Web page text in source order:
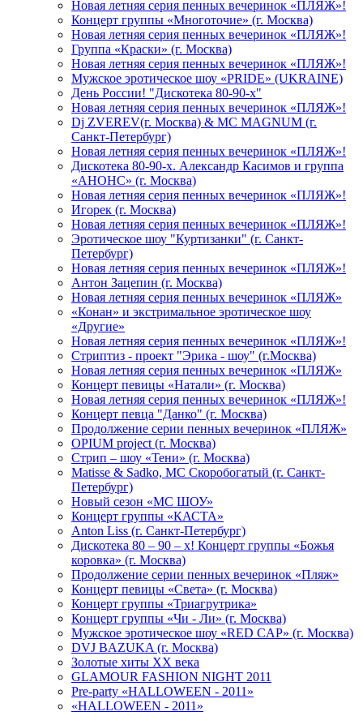
Новая летняя серия пенных вечеринок «ПЛЯЖ»!
Концерт группы «Многоточие» (г. Москва)
Новая летняя серия пенных вечеринок «ПЛЯЖ»!
Группа «Краски» (г. Москва)
Новая летняя серия пенных вечеринок «ПЛЯЖ»!
Мужское эротическое шоу «PRIDE» (UKRAINE)
День России! "Дискотека 80-90-х"
Новая летняя серия пенных вечеринок «ПЛЯЖ»!
Dj ZVEREV(г. Москва) & MC MAGNUM (г.
Санкт-Петербург)
Новая летняя серия пенных вечеринок «ПЛЯЖ»!
Дискотека 80-90-х. Александр Касимов и группа
«АНОНС» (г. Москва)
Новая летняя серия пенных вечеринок «ПЛЯЖ»!
Игорек (г. Москва)
Новая летняя серия пенных вечеринок «ПЛЯЖ»!
Эротическое шоу "Куртизанки" (г. Санкт-
Петербург)
Новая летняя серия пенных вечеринок «ПЛЯЖ»!
Антон Зацепин (г. Москва)
Новая летняя серия пенных вечеринок «ПЛЯЖ»
«Конан» и экстримальное эротическое шоу
«Другие»
Новая летняя серия пенных вечеринок «ПЛЯЖ»!
Стриптиз - проект "Эрика - шоу" (г.Москва)
Новая летняя серия пенных вечеринок «ПЛЯЖ»
Концерт певицы «Натали» (г. Москва)
Новая летняя серия пенных вечеринок «ПЛЯЖ»!
Концерт певца "Данко" (г. Москва)
Продолжение серии пенных вечеринок «ПЛЯЖ»
OPIUM project (г. Москва)
Стрип – шоу «Тени» (г. Москва)
Matissе & Sadko, MC Скоробогатый (г. Санкт-
Петербург)
Новый сезон «МС ШОУ»
Концерт группы «КАСТА»
Anton Liss (г. Санкт-Петербург)
Дискотека 80 – 90 – х! Концерт группы «Божья
коровка» (г. Москва)
Продолжение серии пенных вечеринок «Пляж»
Концерт певицы «Света» (г. Москва)
Концерт группы «Триагрутрика»
Концерт группы «Чи - Ли» (г. Москва)
Мужское эротическое шоу «RED CAP» (г. Москва)
DVJ BAZUKA (г. Москва)
Золотые хиты XX века
GLAMOUR FASHION NIGHT 2011
Pre-party «HALLOWEEN - 2011»
«HALLOWEEN - 2011»